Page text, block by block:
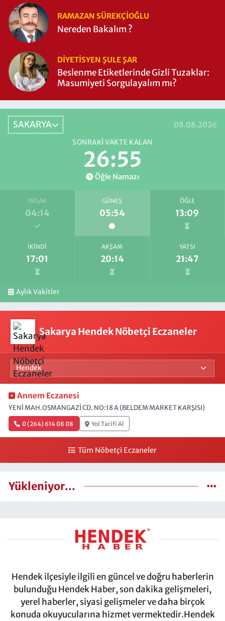
RAMAZAN SÜREKÇIOĞLU
Nereden Bakalım ?
DIYETISYEN ŞULE ŞAR
Beslenme Etiketlerinde Gizli Tuzaklar:
Masumiyeti Sorgulayalım mı?
SAKARYA 08.08.2026
SONRAKI VAKTE KALAN
26:55
Öğle Namazı
İMSAK
04:14
GÜNEŞ
05:54
ÖĞLE
13:09
İKINDI
17:01
AKŞAM
20:14
YATSI
21:47
Aylık Vakitler
Sakarya Hendek Nöbetçi Eczaneler
Annem Eczanesi
YENİ MAH.OSMANGAZİ CD. NO:18 A (BELDEM MARKET KARŞISI)
0 (264) 614 08 08 Yol Tarifi Al
Tüm Nöbetçi Eczaneler
Yükleniyor...
Hendek ilçesiyle ilgili en güncel ve doğru haberlerin
bulunduğu Hendek Haber, son dakika gelişmeleri,
yerel haberler, siyasi gelişmeler ve daha birçok
konuda okuyucularına hizmet vermektedir.Hendek